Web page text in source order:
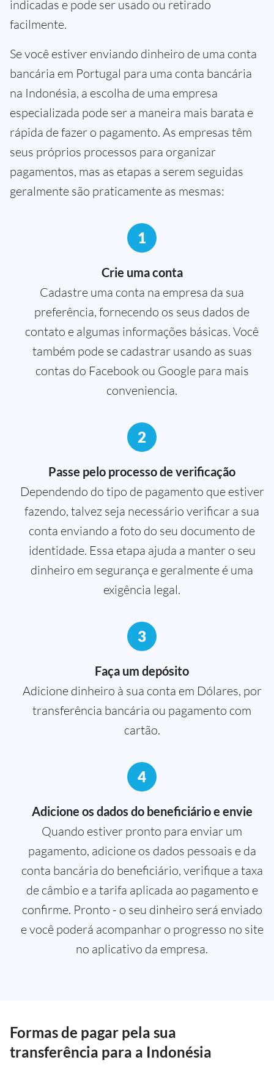
indicadas e pode ser usado ou retirado
facilmente.
Se você estiver enviando dinheiro de uma conta
bancária em Portugal para uma conta bancária
na Indonésia, a escolha de uma empresa
especializada pode ser a maneira mais barata e
rápida de fazer o pagamento. As empresas têm
seus próprios processos para organizar
pagamentos, mas as etapas a serem seguidas
geralmente são praticamente as mesmas:
1
Crie uma conta
Cadastre uma conta na empresa da sua
preferência, fornecendo os seus dados de
contato e algumas informações básicas. Você
também pode se cadastrar usando as suas
contas do Facebook ou Google para mais
conveniencia.
2
Passe pelo processo de verificação
Dependendo do tipo de pagamento que estiver
fazendo, talvez seja necessário verificar a sua
conta enviando a foto do seu documento de
identidade. Essa etapa ajuda a manter o seu
dinheiro em segurança e geralmente é uma
exigência legal.
3
Faça um depósito
Adicione dinheiro à sua conta em Dólares, por
transferência bancária ou pagamento com
cartão.
4
Adicione os dados do beneficiário e envie
Quando estiver pronto para enviar um
pagamento, adicione os dados pessoais e da
conta bancária do beneficiário, verifique a taxa
de câmbio e a tarifa aplicada ao pagamento e
confirme. Pronto - o seu dinheiro será enviado
e você poderá acompanhar o progresso no site
no aplicativo da empresa.
Formas de pagar pela sua
transferência para a Indonésia